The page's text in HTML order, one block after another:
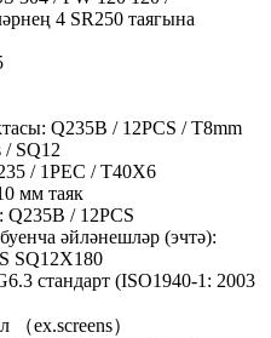
4 SR250 таягына
Q235B / 12PCS / T8mm
SQ12
/ 1PEC / T40X6
мм таяк
/ 12PCS
әйләнешләр (эчтә):
SQ12X180
стандарт (ISO1940-1: 2003
ex.screens）